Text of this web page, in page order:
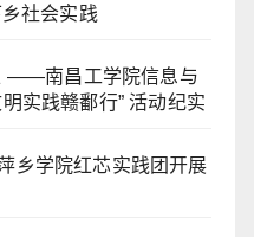
社会实践
——南昌工学院信息与
实践赣鄱行” 活动纪实
乡学院红芯实践团开展